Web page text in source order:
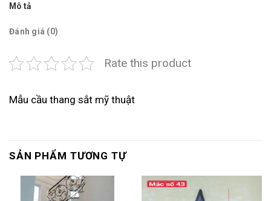
Mô tả
Đánh giá (0)
Rate this product
Mẫu cầu thang sắt mỹ thuật
SẢN PHẨM TƯƠNG TỰ